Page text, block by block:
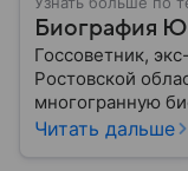
Биография
Госсоветник,
Ростовской
многогранную
музыкального
Читать дальше